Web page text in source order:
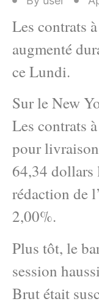
Les contrats
augmenté
ce Lundi.
Sur le New
Les contrats
pour livraison
64,34 dollars
rédaction de
2,00%.
Plus tôt, le
session
Brut était